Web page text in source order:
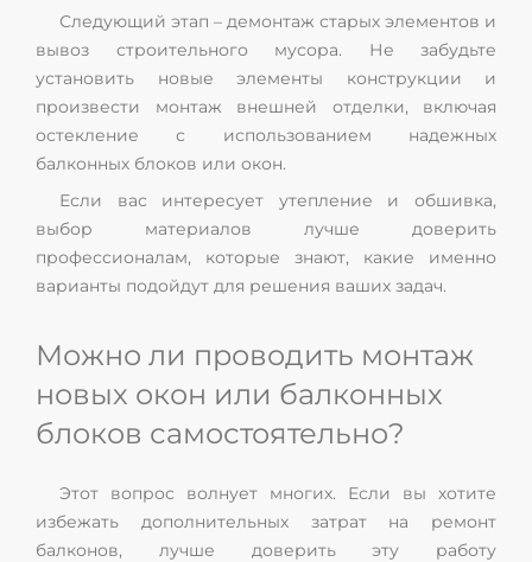
Следующий этап – демонтаж старых элементов и
вывоз строительного мусора. Не забудьте
установить новые элементы конструкции и
произвести монтаж внешней отделки, включая
остекление с использованием надежных
балконных блоков или окон.
Если вас интересует утепление и обшивка,
выбор материалов лучше доверить
профессионалам, которые знают, какие именно
варианты подойдут для решения ваших задач.
Можно ли проводить монтаж
новых окон или балконных
блоков самостоятельно?
Этот вопрос волнует многих. Если вы хотите
избежать дополнительных затрат на ремонт
балконов, лучше доверить эту работу